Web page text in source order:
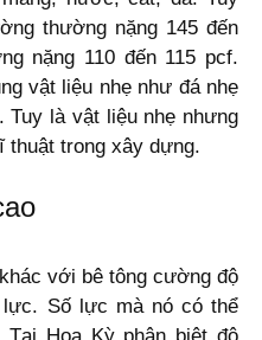
thường nặng 145 đến
nặng 110 đến 115 pcf.
vật liệu nhẹ như đá nhẹ
là vật liệu nhẹ nhưng
thuật trong xây dựng.
với bê tông cường độ
Số lực mà nó có thể